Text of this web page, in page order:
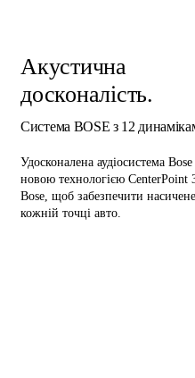
Акустична
досконалість.
Система BOSE з 12
Удосконалена аудіосистема
новою технологією CenterPoint
Bose, щоб забезпечити
кожній точці авто.